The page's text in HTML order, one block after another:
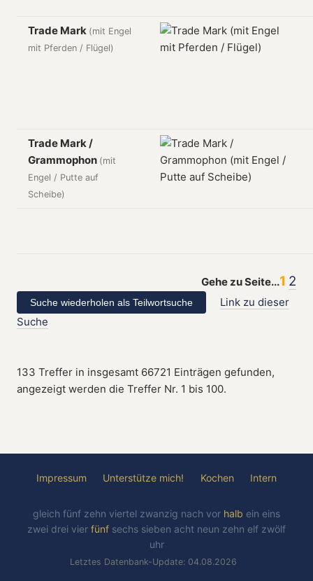
Trade Mark (mit Engel
mit Pferden / Flügel)
Trade Mark /
Grammophon (mit
Engel / Putte auf
Scheibe)
Gehe zu Seite...1 2
Link zu dieser
Suche
133 Treffer in insgesamt 66721 Einträgen gefunden,
angezeigt werden die Treffer Nr. 1 bis 100.
Impressum Unterstütze mich! Kochen Intern
gleich fünf zehn viertel zwanzig nach vor halb ein eins
zwei drei vier fünf sechs sieben acht neun zehn elf zwölf
uhr
Letztes Datenbank-Update: 04.08.2026